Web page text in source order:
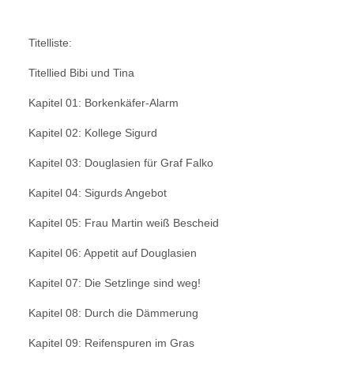
Titelliste:
Titellied Bibi und Tina
Kapitel 01: Borkenkäfer-Alarm
Kapitel 02: Kollege Sigurd
Kapitel 03: Douglasien für Graf Falko
Kapitel 04: Sigurds Angebot
Kapitel 05: Frau Martin weiß Bescheid
Kapitel 06: Appetit auf Douglasien
Kapitel 07: Die Setzlinge sind weg!
Kapitel 08: Durch die Dämmerung
Kapitel 09: Reifenspuren im Gras